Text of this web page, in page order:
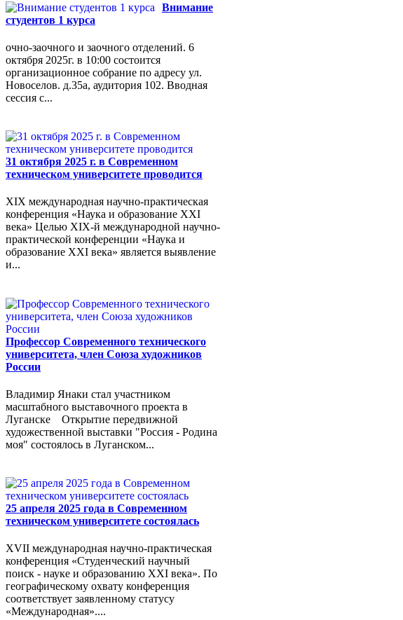
Внимание
студентов 1 курса
очно-заочного и заочного отделений. 6
октября 2025г. в 10:00 состоится
организационное собрание по адресу ул.
Новоселов. д.35а, аудитория 102. Вводная
сессия с...
31 октября 2025 г. в Современном
техническом университете проводится
XIX международная научно-практическая
конференция «Наука и образование XXI
века» Целью XIX-й международной научно-
практической конференции «Наука и
образование XXI века» является выявление
и...
Профессор Современного технического
университета, член Союза художников
России
Владимир Янаки стал участником
масштабного выставочного проекта в
Луганске Открытие передвижной
художественной выставки "Россия - Родина
моя" состоялось в Луганском...
25 апреля 2025 года в Современном
техническом университете состоялась
XVII международная научно-практическая
конференция «Студенческий научный
поиск - науке и образованию XXI века». По
географическому охвату конференция
соответствует заявленному статусу
«Международная»....